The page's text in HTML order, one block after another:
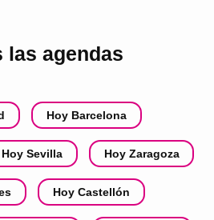
las agendas
Hoy Barcelona
Hoy Sevilla Hoy Zaragoza
Hoy Castellón